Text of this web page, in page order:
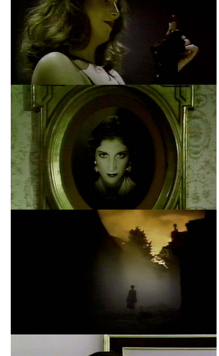
YO TE AMO CATALINA, TOMADA DE INTERNET
YO TE AMO CATALINA, TOMADA DE INTERNET